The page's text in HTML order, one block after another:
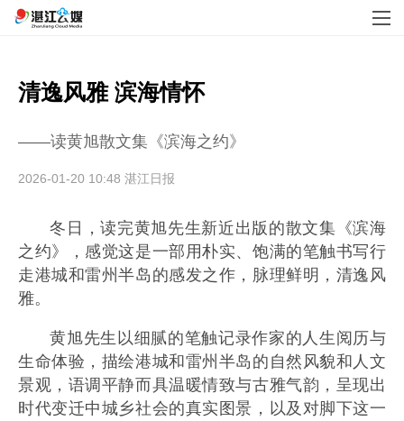
清逸风雅 滨海情怀
——读黄旭散文集《滨海之约》
2026-01-20 10:48 湛江日报
冬日，读完黄旭先生新近出版的散文集《滨海
之约》，感觉这是一部用朴实、饱满的笔触书写行
走港城和雷州半岛的感发之作，脉理鲜明，清逸风
雅。
黄旭先生以细腻的笔触记录作家的人生阅历与
生命体验，描绘港城和雷州半岛的自然风貌和人文
景观，语调平静而具温暖情致与古雅气韵，呈现出
时代变迁中城乡社会的真实图景，以及对脚下这一